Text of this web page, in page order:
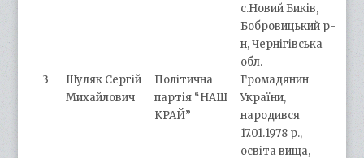
с.Новий Биків,
Бобровицький р-
н, Чернігівська
обл.
3
Шуляк Сергій
Михайлович
Політична
партія “НАШ
КРАЙ”
Громадянин
України,
народився
17.01.1978 р.,
освіта вища,